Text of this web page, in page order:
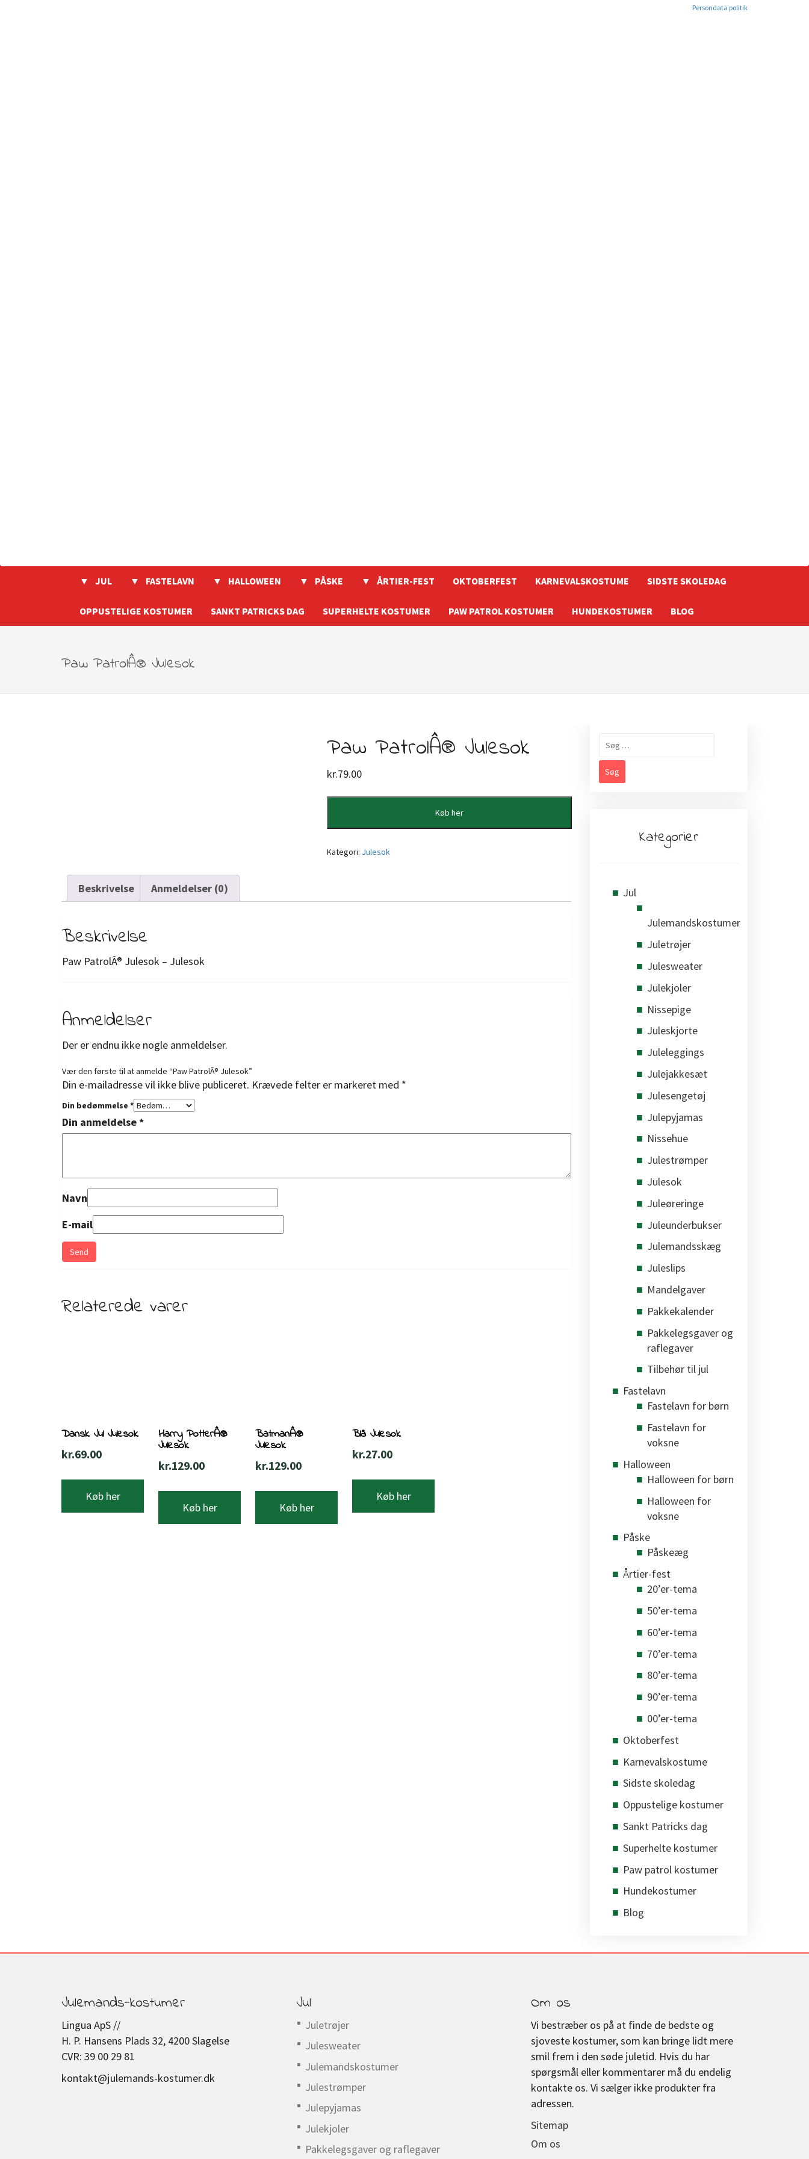
Persondata politik
JUL FASTELAVN HALLOWEEN PÅSKE ÅRTIER-FEST OKTOBERFEST KARNEVALSKOSTUME SIDSTE SKOLEDAG
OPPUSTELIGE KOSTUMER SANKT PATRICKS DAG SUPERHELTE KOSTUMER PAW PATROL KOSTUMER HUNDEKOSTUMER BLOG
Paw PatrolÂ® Julesok
Paw PatrolÂ® Julesok
kr.79.00
Køb her
Kategori: Julesok
Beskrivelse Anmeldelser (0)
Beskrivelse
Paw PatrolÂ® Julesok – Julesok
Anmeldelser
Der er endnu ikke nogle anmeldelser.
Vær den første til at anmelde “Paw PatrolÂ® Julesok”
Din e-mailadresse vil ikke blive publiceret. Krævede felter er markeret med *
Din bedømmelse *
Din anmeldelse*
Navn
E-mail
Relaterede varer
Dansk Jul Julesok
kr.69.00
Køb her
Harry PotterÂ®
Julesok
kr.129.00
Køb her
BatmanÂ®
Julesok
kr.129.00
Køb her
Blå Julesok
kr.27.00
Køb her
efter:
Kategorier
Jul
Julemandskostumer
Juletrøjer
Julesweater
Julekjoler
Nissepige
Juleskjorte
Juleleggings
Julejakkesæt
Julesengetøj
Julepyjamas
Nissehue
Julestrømper
Julesok
Juleøreringe
Juleunderbukser
Julemandsskæg
Juleslips
Mandelgaver
Pakkekalender
Pakkelegsgaver og
raflegaver
Tilbehør til jul
Fastelavn
Fastelavn for børn
Fastelavn for
voksne
Halloween
Halloween for børn
Halloween for
voksne
Påske
Påskeæg
Årtier-fest
20’er-tema
50’er-tema
60’er-tema
70’er-tema
80’er-tema
90’er-tema
00’er-tema
Oktoberfest
Karnevalskostume
Sidste skoledag
Oppustelige kostumer
Sankt Patricks dag
Superhelte kostumer
Paw patrol kostumer
Hundekostumer
Blog
Julemands-kostumer
Lingua ApS //
H. P. Hansens Plads 32, 4200 Slagelse
CVR: 39 00 29 81
kontakt@julemands-kostumer.dk
Jul
Juletrøjer
Julesweater
Julemandskostumer
Julestrømper
Julepyjamas
Julekjoler
Pakkelegsgaver og raflegaver
Om os
Vi bestræber os på at finde de bedste og
sjoveste kostumer, som kan bringe lidt mere
smil frem i den søde juletid. Hvis du har
spørgsmål eller kommentarer må du endelig
kontakte os. Vi sælger ikke produkter fra
adressen.
Sitemap
Om os